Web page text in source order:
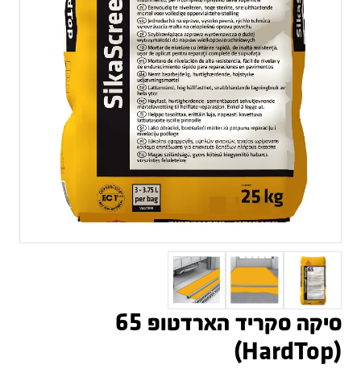
סיקה סקריד הארדטופ 65
(HardTop)